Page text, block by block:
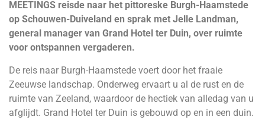
MEETINGS reisde naar het pittoreske Burgh-Haamstede
op Schouwen-Duiveland en sprak met Jelle Landman,
general manager van Grand Hotel ter Duin, over ruimte
voor ontspannen vergaderen.
De reis naar Burgh-Haamstede voert door het fraaie
Zeeuwse landschap. Onderweg ervaart u al de rust en de
ruimte van Zeeland, waardoor de hectiek van alledag van u
afglijdt. Grand Hotel ter Duin is gebouwd op en in een duin.